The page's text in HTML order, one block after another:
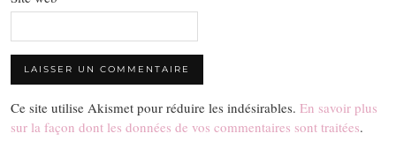
Ce site utilise Akismet pour réduire les indésirables. En savoir plus
sur la façon dont les données de vos commentaires sont traitées.